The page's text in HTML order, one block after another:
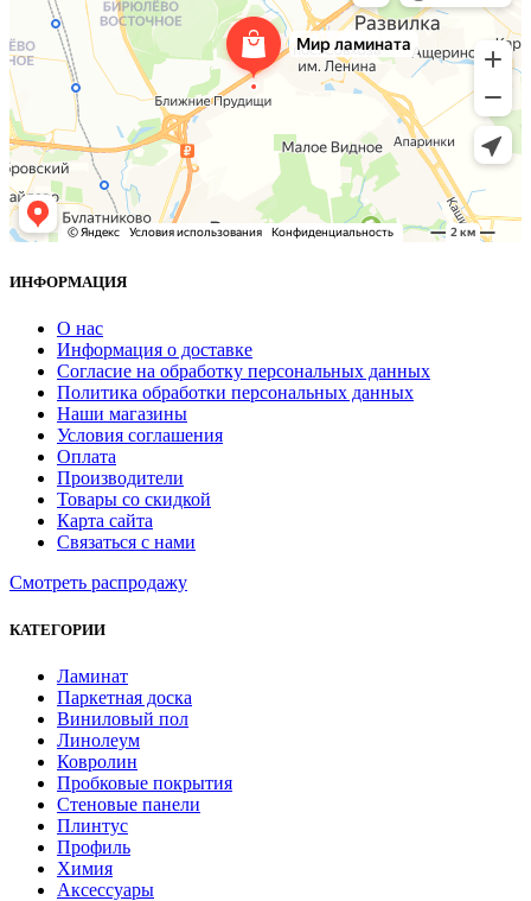
ИНФОРМАЦИЯ
О нас
Информация о доставке
Согласие на обработку персональных данных
Политика обработки персональных данных
Наши магазины
Условия соглашения
Оплата
Производители
Товары со скидкой
Карта сайта
Связаться с нами
Смотреть распродажу
КАТЕГОРИИ
Ламинат
Паркетная доска
Виниловый пол
Линолеум
Ковролин
Пробковые покрытия
Стеновые панели
Плинтус
Профиль
Химия
Аксессуары